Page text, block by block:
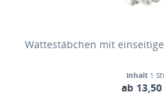
Wattestäbchen mit
Inhalt 1
ab